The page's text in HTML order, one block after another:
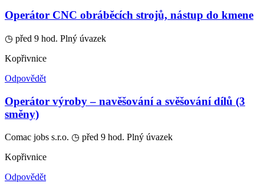
Operátor CNC obráběcích strojů, nástup do kmene
◷ před 9 hod. Plný úvazek
Kopřivnice
Odpovědět
Operátor výroby – navěšování a svěšování dílů (3
směny)
Comac jobs s.r.o. ◷ před 9 hod. Plný úvazek
Kopřivnice
Odpovědět